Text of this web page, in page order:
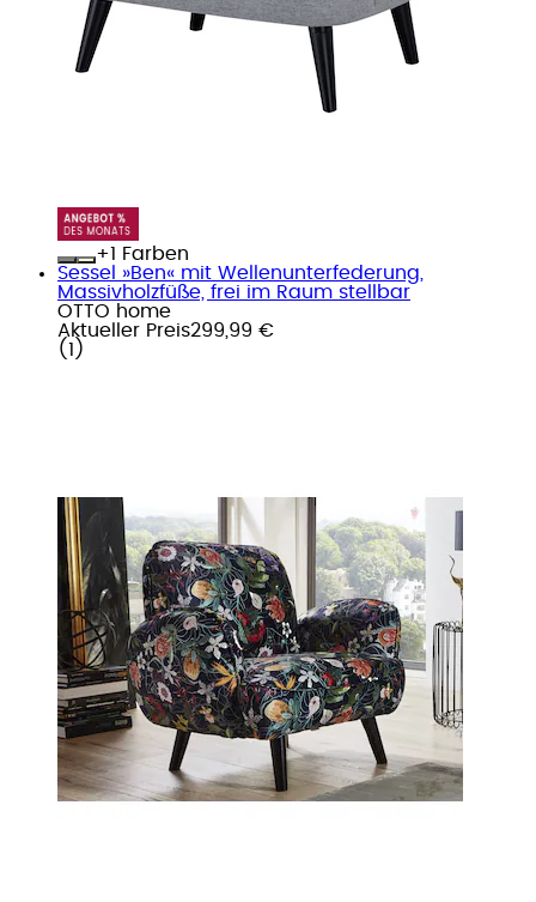
+
Farben
Sessel »Ben« mit Wellenunterfederung,
Massivholzfüße, frei im Raum stellbar
OTTO home
Aktueller Preis299,99 €
( 1 )